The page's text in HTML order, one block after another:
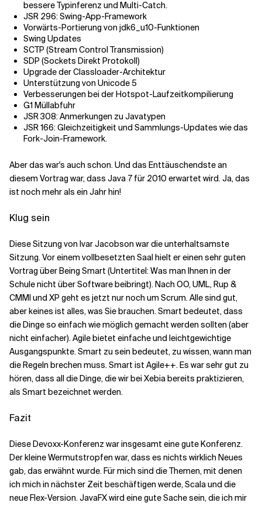
bessere Typinferenz und Multi-Catch.
JSR 296: Swing-App-Framework
Vorwärts-Portierung von jdk6_u10-Funktionen
Swing Updates
SCTP (Stream Control Transmission)
SDP (Sockets Direkt Protokoll)
Upgrade der Classloader-Architektur
Unterstützung von Unicode 5
Verbesserungen bei der Hotspot-Laufzeitkompilierung
G1 Müllabfuhr
JSR 308: Anmerkungen zu Javatypen
JSR 166: Gleichzeitigkeit und Sammlungs-Updates wie das
Fork-Join-Framework.
Aber das war's auch schon. Und das Enttäuschendste an
diesem Vortrag war, dass Java 7 für 2010 erwartet wird. Ja, das
ist noch mehr als ein Jahr hin!
Klug sein
Diese Sitzung von Ivar Jacobson war die unterhaltsamste
Sitzung. Vor einem vollbesetzten Saal hielt er einen sehr guten
Vortrag über Being Smart (Untertitel: Was man Ihnen in der
Schule nicht über Software beibringt). Nach OO, UML, Rup &
CMMI und XP geht es jetzt nur noch um Scrum. Alle sind gut,
aber keines ist alles, was Sie brauchen. Smart bedeutet, dass
die Dinge so einfach wie möglich gemacht werden sollten (aber
nicht einfacher). Agile bietet einfache und leichtgewichtige
Ausgangspunkte. Smart zu sein bedeutet, zu wissen, wann man
die Regeln brechen muss. Smart ist Agile++. Es war sehr gut zu
hören, dass all die Dinge, die wir bei Xebia bereits praktizieren,
als Smart bezeichnet werden.
Fazit
Diese Devoxx-Konferenz war insgesamt eine gute Konferenz.
Der kleine Wermutstropfen war, dass es nichts wirklich Neues
gab, das erwähnt wurde. Für mich sind die Themen, mit denen
ich mich in nächster Zeit beschäftigen werde, Scala und die
neue Flex-Version. JavaFX wird eine gute Sache sein, die ich mir